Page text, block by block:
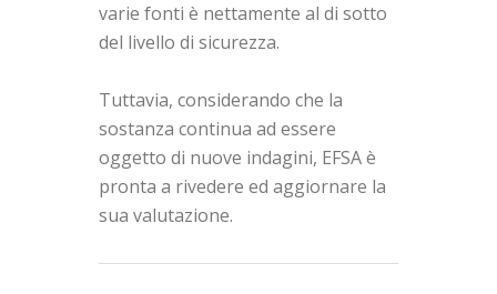
varie fonti è nettamente al di sotto
del livello di sicurezza.
Tuttavia, considerando che la
sostanza continua ad essere
oggetto di nuove indagini, EFSA è
pronta a rivedere ed aggiornare la
sua valutazione.